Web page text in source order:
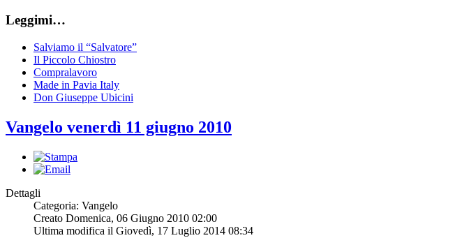
Leggimi…
Salviamo il “Salvatore”
Il Piccolo Chiostro
Compralavoro
Made in Pavia Italy
Don Giuseppe Ubicini
Vangelo venerdì 11 giugno 2010
Dettagli
Categoria: Vangelo
Creato Domenica, 06 Giugno 2010 02:00
Ultima modifica il Giovedì, 17 Luglio 2014 08:34